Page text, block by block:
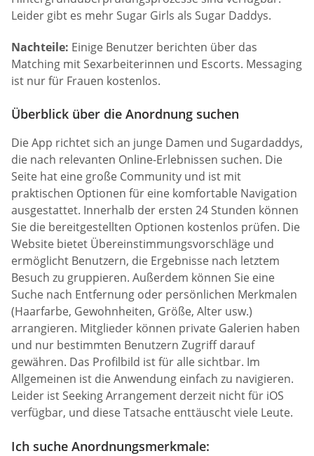
Leider gibt es mehr Sugar Girls als Sugar Daddys.
Nachteile: Einige Benutzer berichten über das
Matching mit Sexarbeiterinnen und Escorts. Messaging
ist nur für Frauen kostenlos.
Überblick über die Anordnung suchen
Die App richtet sich an junge Damen und Sugardaddys,
die nach relevanten Online-Erlebnissen suchen. Die
Seite hat eine große Community und ist mit
praktischen Optionen für eine komfortable Navigation
ausgestattet. Innerhalb der ersten 24 Stunden können
Sie die bereitgestellten Optionen kostenlos prüfen. Die
Website bietet Übereinstimmungsvorschläge und
ermöglicht Benutzern, die Ergebnisse nach letztem
Besuch zu gruppieren. Außerdem können Sie eine
Suche nach Entfernung oder persönlichen Merkmalen
(Haarfarbe, Gewohnheiten, Größe, Alter usw.)
arrangieren. Mitglieder können private Galerien haben
und nur bestimmten Benutzern Zugriff darauf
gewähren. Das Profilbild ist für alle sichtbar. Im
Allgemeinen ist die Anwendung einfach zu navigieren.
Leider ist Seeking Arrangement derzeit nicht für iOS
verfügbar, und diese Tatsache enttäuscht viele Leute.
Ich suche Anordnungsmerkmale: